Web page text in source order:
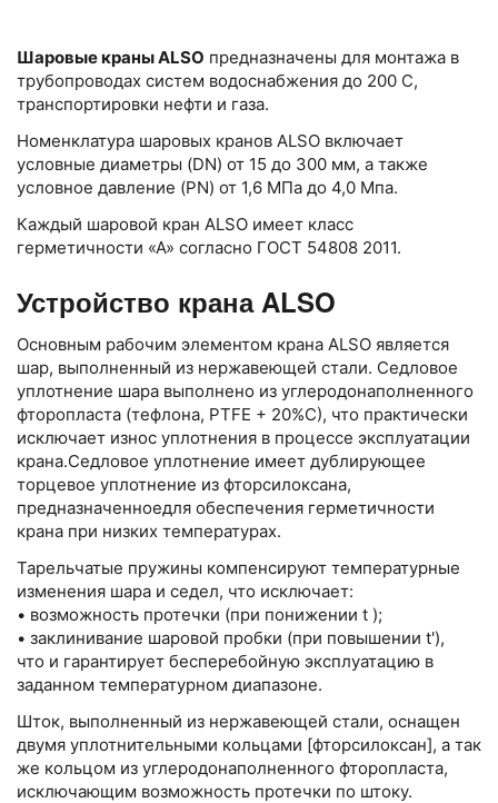
Шаровые краны ALSO предназначены для монтажа в
трубопроводах систем водоснабжения до 200 С,
транспортировки нефти и газа.
Номенклатура шаровых кранов ALSO включает
условные диаметры (DN) от 15 до 300 мм, а также
условное давление (PN) от 1,6 МПа до 4,0 Мпа.
Каждый шаровой кран ALSO имеет класс
герметичности «А» согласно ГОСТ 54808 2011.
Устройство крана ALSO
Основным рабочим элементом крана ALSO является
шар, выполненный из нержавеющей стали. Седловое
уплотнение шара выполнено из углеродонаполненного
фторопласта (тефлона, РТFЕ + 20%С), что практически
исключает износ уплотнения в процессе эксплуатации
крана.Седловое уплотнение имеет дублирующее
торцевое уплотнение из фторсилоксана,
предназначенноедля обеспечения герметичности
крана при низких температурах.
Тарельчатые пружины компенсируют температурные
изменения шара и седел, что исключает:
• возможность протечки (при понижении t );
• заклинивание шаровой пробки (при повышении t'),
что и гарантирует бесперебойную эксплуатацию в
заданном температурном диапазоне.
Шток, выполненный из нержавеющей стали, оснащен
двумя уплотнительными кольцами [фторсилоксан], а так
же кольцом из углеродонаполненного фторопласта,
исключающим возможность протечки по штоку.